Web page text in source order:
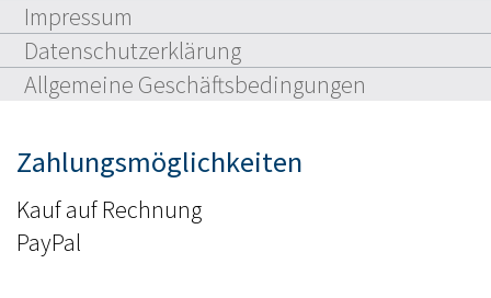
Impressum
Datenschutzerklärung
Allgemeine Geschäftsbedingungen
Zahlungsmöglichkeiten
Kauf auf Rechnung
PayPal